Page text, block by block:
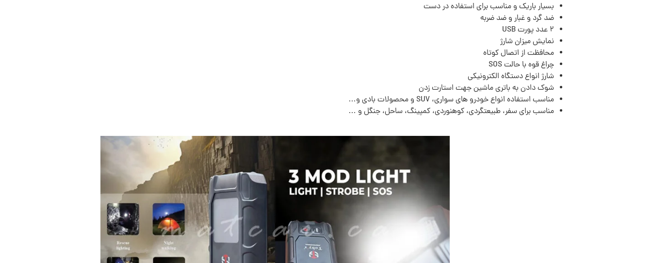
بسیار باریک و مناسب برای استفاده در دست
ضد گرد و غبار و ضد ضربه
2 عدد پورت USB
نمایش میزان شارژ
محافظت از اتصال کوتاه
چراغ قوه با حالت SOS
شارژ انواع دستگاه الکترونیکی
شوک دادن به باتری ماشین جهت استارت زدن
مناسب استفاده انواع خودرو های سواری، SUV و محصولات بادی و…
مناسب برای سفر، طبیعتگردی، کوهنوردی، کمپینگ، ساحل، جنگل و …